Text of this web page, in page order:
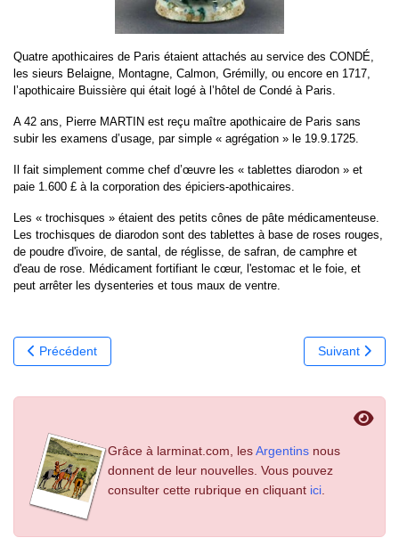
Quatre apothicaires de Paris étaient attachés au service des CONDÉ,
les sieurs Belaigne, Montagne, Calmon, Grémilly, ou encore en 1717,
l’apothicaire Buissière qui était logé à l’hôtel de Condé à Paris.
A 42 ans, Pierre MARTIN est reçu maître apothicaire de Paris sans
subir les examens d’usage, par simple « agrégation » le 19.9.1725.
Il fait simplement comme chef d’œuvre les « tablettes diarodon » et
paie 1.600 £ à la corporation des épiciers-apothicaires.
Les « trochisques » étaient des petits cônes de pâte médicamenteuse.
Les trochisques de diarodon sont des tablettes à base de roses rouges,
de poudre d'ivoire, de santal, de réglisse, de safran, de camphre et
d'eau de rose. Médicament fortifiant le cœur, l'estomac et le foie, et
peut arrêter les dysenteries et tous maux de ventre.
Article précédent : Les parties prenantes
Précédent Article
Suivant
Grâce à larminat.com, lesArgentins nous
donnent de leur nouvelles. Vous pouvez
consulter cette rubrique en cliquant ici